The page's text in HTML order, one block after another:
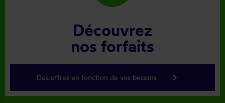
Découvrez
nos forfaits
Des offres en fonction de vos besoins keyboard_arrow_right